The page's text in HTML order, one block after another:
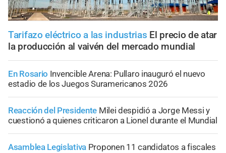
Tarifazo eléctrico a las industrias El precio de atar
la producción al vaivén del mercado mundial
En Rosario Invencible Arena: Pullaro inauguró el nuevo
estadio de los Juegos Suramericanos 2026
Reacción del Presidente Milei despidió a Jorge Messi y
cuestionó a quienes criticaron a Lionel durante el Mundial
Asamblea Legislativa Proponen 11 candidatos a fiscales